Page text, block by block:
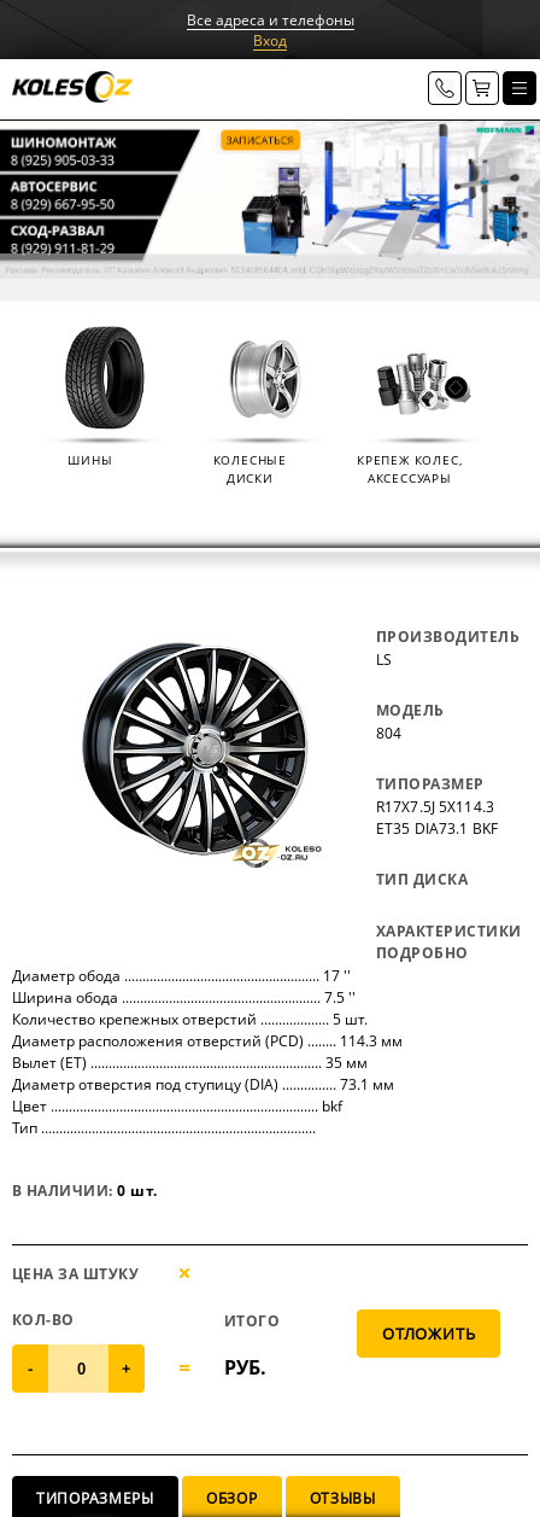
Все адреса и телефоны
Вход
ШИНЫ
КОЛЕСНЫЕ
ДИСКИ
КРЕПЕЖ КОЛЕС,
АКСЕССУАРЫ
ПРОИЗВОДИТЕЛЬ
LS
МОДЕЛЬ
804
ТИПОРАЗМЕР
R17X7.5J 5X114.3
ET35 DIA73.1 BKF
ТИП ДИСКА
ХАРАКТЕРИСТИКИ
ПОДРОБНО
Диаметр обода ...................................................... 17 ''
Ширина обода ....................................................... 7.5 ''
Количество крепежных отверстий ................... 5 шт.
Диаметр расположения отверстий (PCD) ........ 114.3 мм
Вылет (ET) ................................................................ 35 мм
Диаметр отверстия под ступицу (DIA) ............... 73.1 мм
Цвет .......................................................................... bkf
Тип ............................................................................
В НАЛИЧИИ:0 шт.
ЦЕНА ЗА ШТУКУ
КОЛ-ВО
- +
ИТОГО
РУБ.
ТИПОРАЗМЕРЫ ОБЗОР ОТЗЫВЫ